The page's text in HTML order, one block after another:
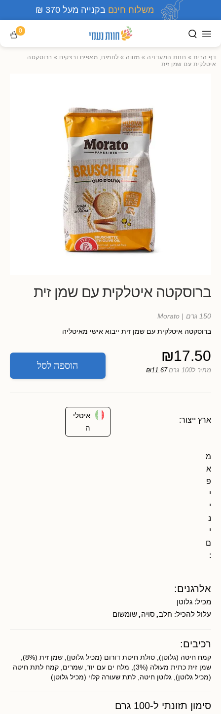
משלוח חינם בקנייה מעל 370 ₪
0
דף הבית » חנות המעדניה » מזווה » לחמים, מאפים ובצקים » ברוסקטה
איטלקית עם שמן זית
ברוסקטה איטלקית עם שמן זית
150 גרם
| Morato
ברוסקטה איטלקית עם שמן זית ייבוא אישי מאיטליה
₪17.50
מחיר ל100 גרם ₪11.67 הוספה לסל
ארץ ייצור:
איטלי
ה
מ
א
פ
י
י
נ
י
ם
:
אלרגנים:
מכיל: גלוטן
עלול להכיל: חלב, סויה,שומשום
רכיבים:
קמח חיטה (גלוטן), סולת חיטת דורום (מכיל גלוטן), שמן זית (8%),
שמן זית כתית מעולה (3%), מלח ים עם יוד, שמרים, קמח לתת חיטה
(מכיל גלוטן), גלוטן חיטה, לתת שעורה קלוי (מכיל גלוטן)
סימון תזונתי ל-100 גרם